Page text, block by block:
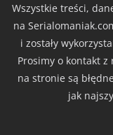
Wszystkie treści,
na
i zostały
Prosimy o kontakt
na stronie są
jak